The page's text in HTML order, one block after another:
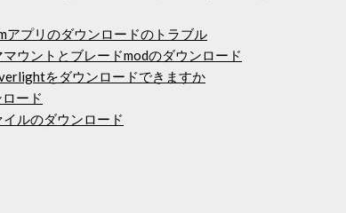
アプリのダウンロードのトラブル
ウントとブレードmodのダウンロード
をダウンロードできますか
ード
ルのダウンロード